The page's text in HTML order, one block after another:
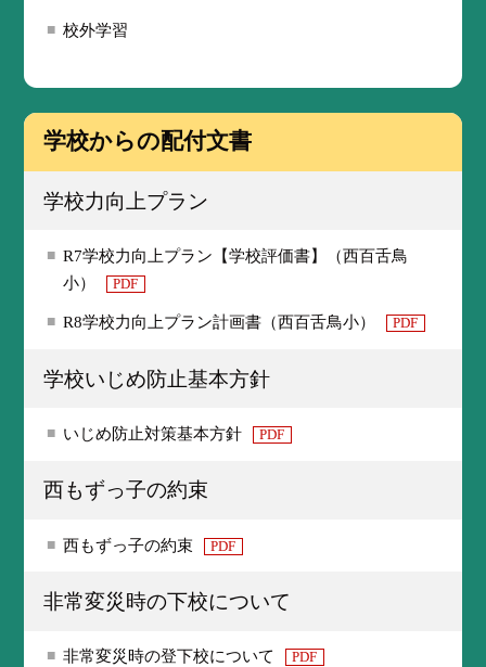
校外学習
学校からの配付文書
学校力向上プラン
R7学校力向上プラン【学校評価書】（西百舌鳥
小）
PDF
R8学校力向上プラン計画書（西百舌鳥小） PDF
学校いじめ防止基本方針
いじめ防止対策基本方針 PDF
西もずっ子の約束
西もずっ子の約束 PDF
非常変災時の下校について
非常変災時の登下校について PDF